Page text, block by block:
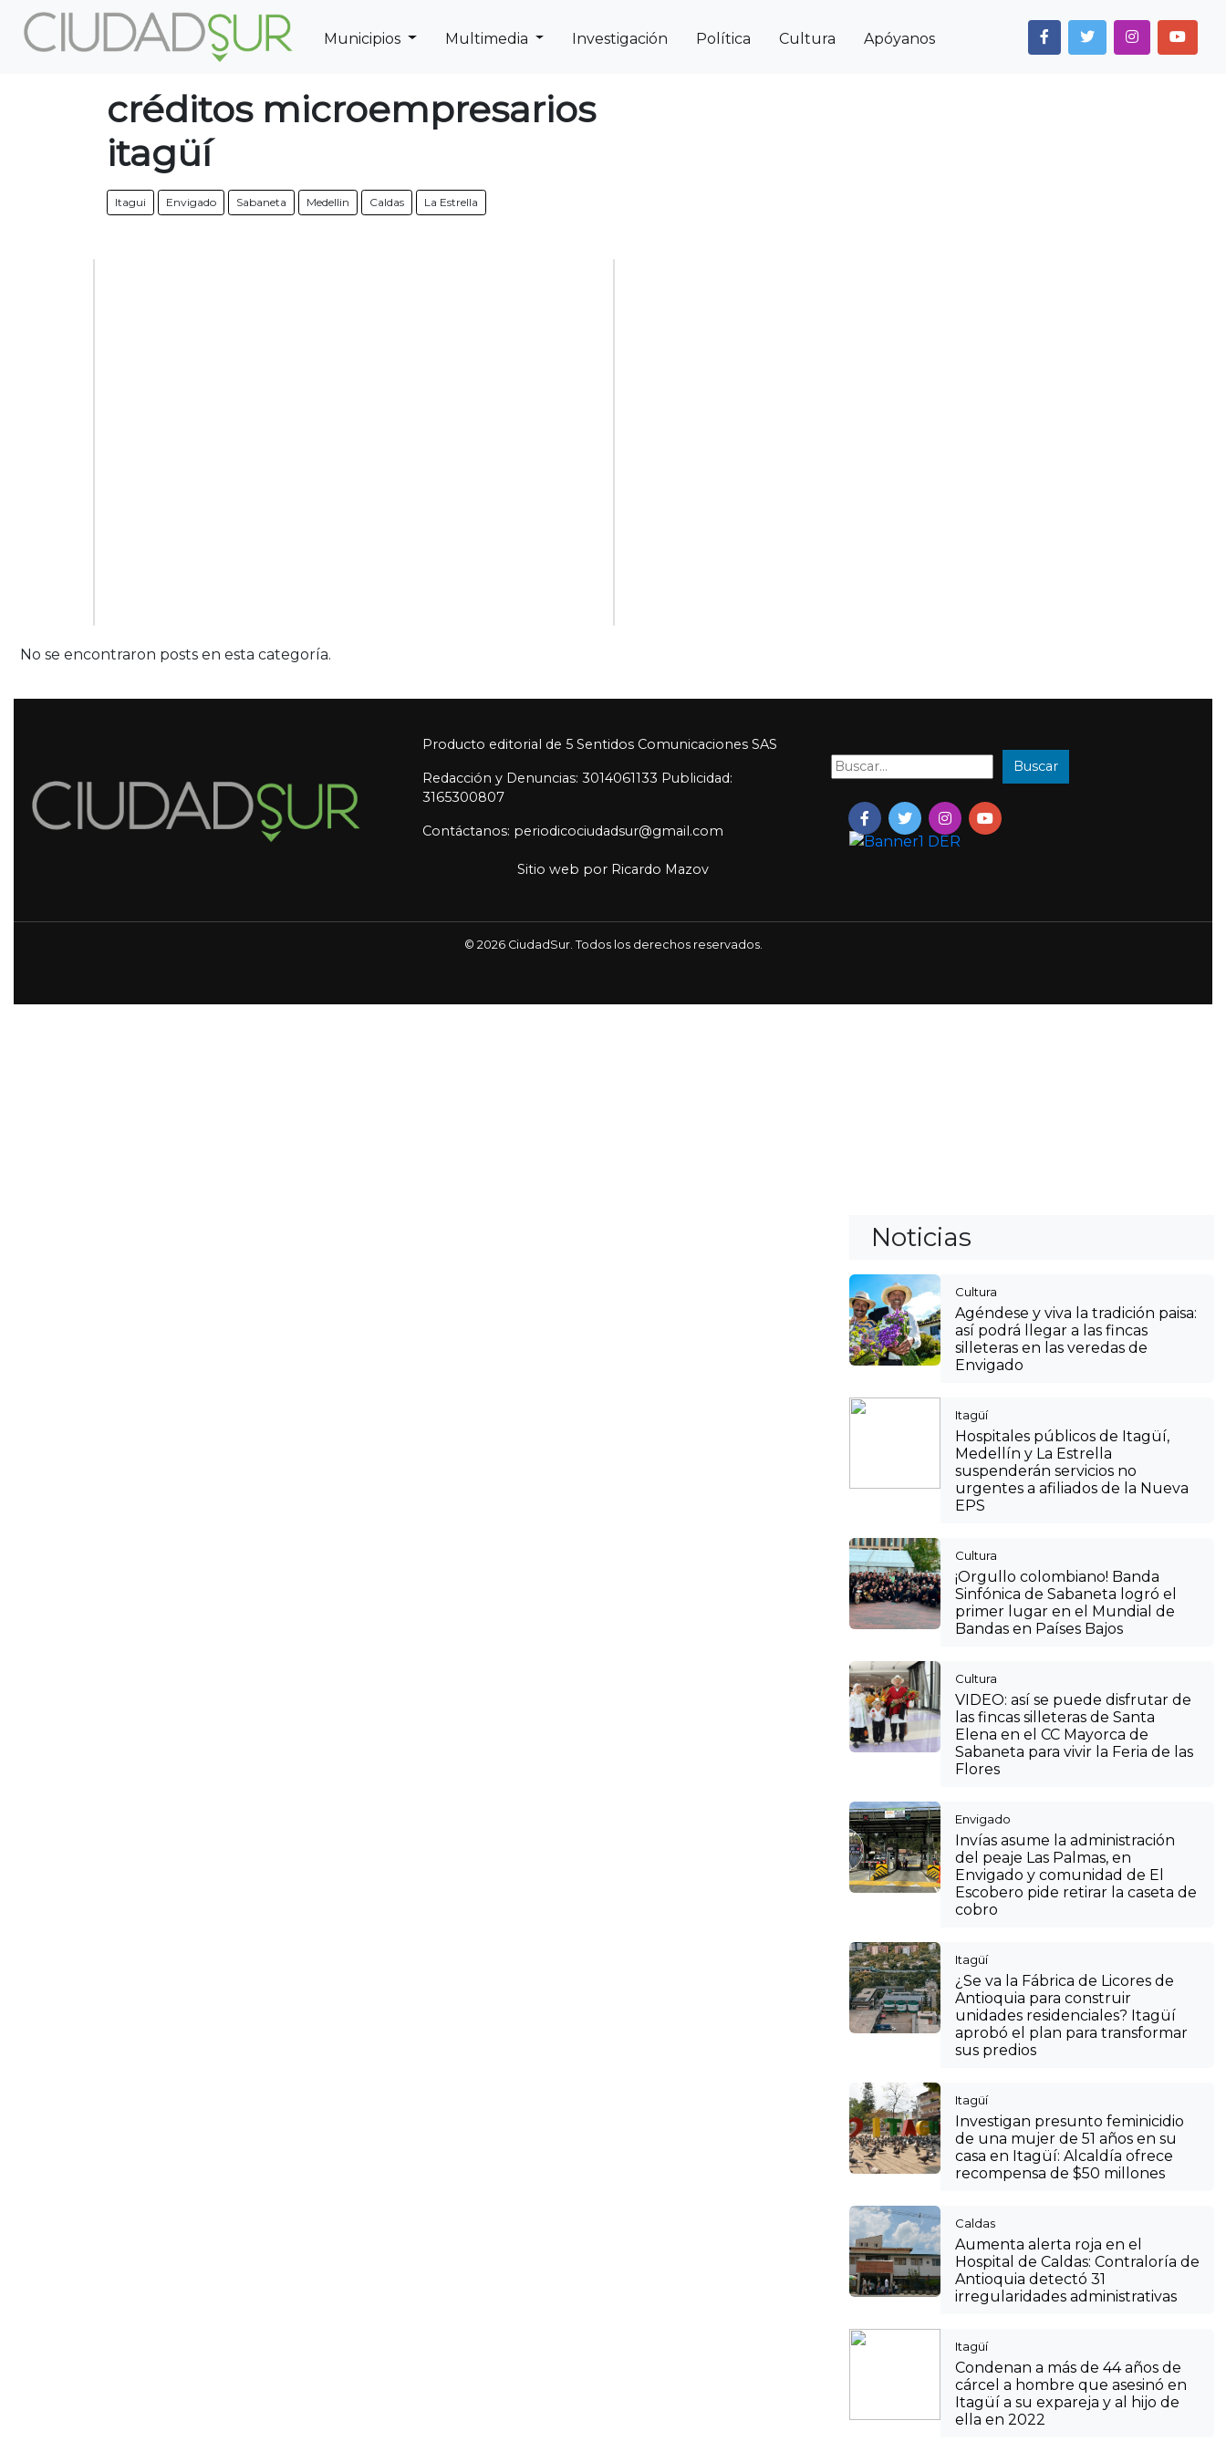
Municipios Multimedia Investigación Política Cultura
Apóyanos
créditos microempresarios
itagüí
Itagui Envigado Sabaneta Medellin Caldas La Estrella
No se encontraron posts en esta categoría.
Noticias
Cultura
Agéndese y viva la tradición paisa:
así podrá llegar a las fincas
silleteras en las veredas de
Envigado
Itagüí
Hospitales públicos de Itagüí,
Medellín y La Estrella
suspenderán servicios no
urgentes a afiliados de la Nueva
EPS
Cultura
¡Orgullo colombiano! Banda
Sinfónica de Sabaneta logró el
primer lugar en el Mundial de
Bandas en Países Bajos
Cultura
VIDEO: así se puede disfrutar de
las fincas silleteras de Santa
Elena en el CC Mayorca de
Sabaneta para vivir la Feria de las
Flores
Envigado
Invías asume la administración
del peaje Las Palmas, en
Envigado y comunidad de El
Escobero pide retirar la caseta de
cobro
Itagüí
¿Se va la Fábrica de Licores de
Antioquia para construir
unidades residenciales? Itagüí
aprobó el plan para transformar
sus predios
Itagüí
Investigan presunto feminicidio
de una mujer de 51 años en su
casa en Itagüí: Alcaldía ofrece
recompensa de $50 millones
Caldas
Aumenta alerta roja en el
Hospital de Caldas: Contraloría de
Antioquia detectó 31
irregularidades administrativas
Itagüí
Condenan a más de 44 años de
cárcel a hombre que asesinó en
Itagüí a su expareja y al hijo de
ella en 2022
Producto editorial de 5 Sentidos Comunicaciones SAS
Redacción y Denuncias: 3014061133 Publicidad:
3165300807
Contáctanos: periodicociudadsur@gmail.com
Buscar: Buscar
Sitio web por Ricardo Mazov
© 2026 CiudadSur. Todos los derechos reservados.